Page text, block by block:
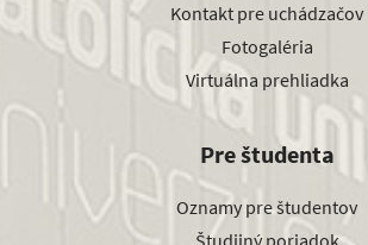
Kontakt pre uchádzačov
Fotogaléria
Virtuálna prehliadka
Pre študenta
Oznamy pre študentov
Študijný poriadok